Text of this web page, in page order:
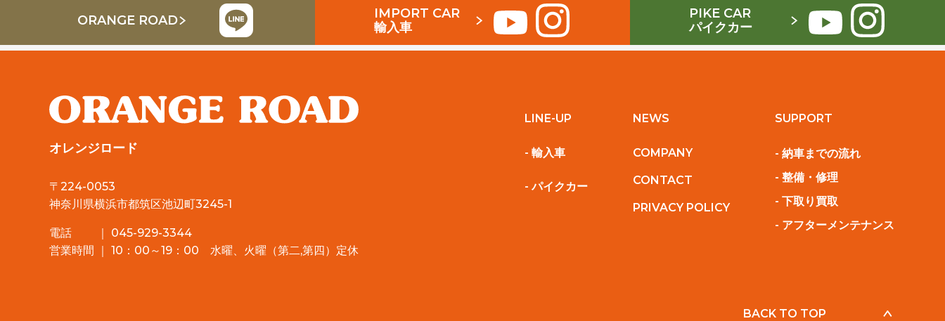
ORANGE ROAD
IMPORT CAR
輸入車
PIKE CAR
パイクカー
オレンジロード
〒224-0053
神奈川県横浜市都筑区池辺町3245-1
電話 ｜ 045-929-3344
営業時間 ｜ 10：00～19：00 水曜、火曜（第二,第四）定休
LINE-UP
- 輸入車
- パイクカー
NEWS
COMPANY
CONTACT
PRIVACY POLICY
SUPPORT
- 納車までの流れ
- 整備・修理
- 下取り買取
- アフターメンテナンス
BACK TO TOP